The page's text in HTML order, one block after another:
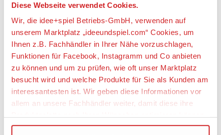
Diese Webseite verwendet Cookies.
Wir, die idee+spiel Betriebs-GmbH, verwenden auf
unserem Marktplatz „ideeundspiel.com“ Cookies, um
Ihnen z.B. Fachhändler in Ihrer Nähe vorzuschlagen,
Funktionen für Facebook, Instagramm und Co anbieten
zu können und um zu prüfen, wie oft unser Marktplatz
besucht wird und welche Produkte für Sie als Kunden am
interessantesten ist. Wir geben diese Informationen vor
allem an unsere Fachhändler weiter, damit diese ihre
Angaben zur Produktsicherheit:
Hersteller:
geobra Brandstätter Stiftung & Co. KG,
Brandstätterstraße 2 - 10, 90513 Zirndorf,
Deutschland, https://www.playmobil.com,
service@playmobil.de